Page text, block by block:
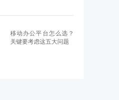
移动办公平台怎么选？
关键要考虑这五大问题